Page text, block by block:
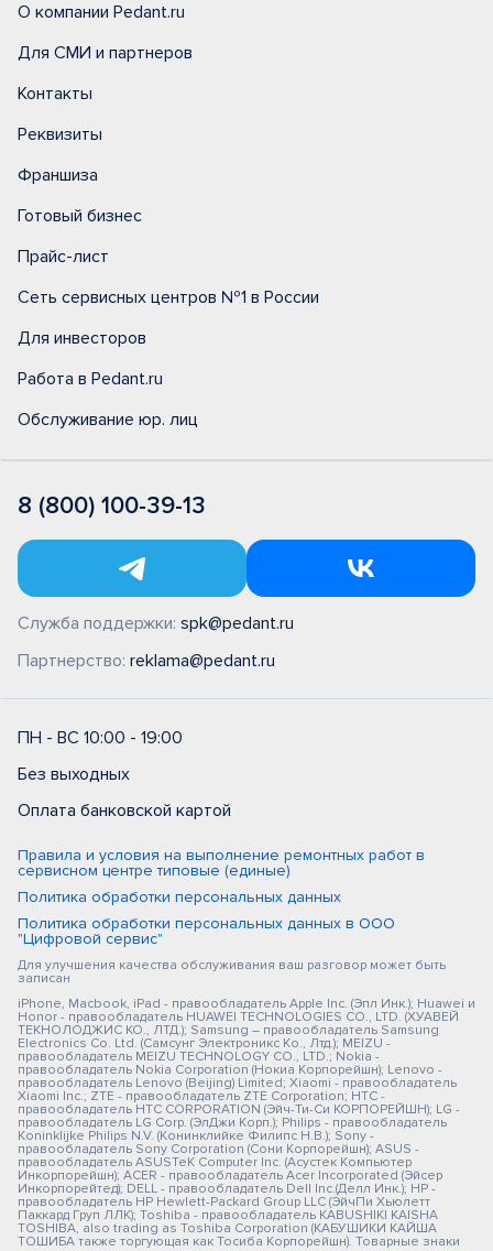
О компании Pedant.ru
Для СМИ и партнеров
Контакты
Реквизиты
Франшиза
Готовый бизнес
Прайс-лист
Сеть сервисных центров №1 в России
Для инвесторов
Работа в Pedant.ru
Обслуживание юр. лиц
8 (800) 100-39-13
Служба поддержки: spk@pedant.ru
Партнерство: reklama@pedant.ru
ПН - ВС 10:00 - 19:00
Без выходных
Оплата банковской картой
Правила и условия на выполнение ремонтных работ в
сервисном центре типовые (единые)
Политика обработки персональных данных
Политика обработки персональных данных в ООО
"Цифровой сервис"
Для улучшения качества обслуживания ваш разговор может быть
записан
iPhone, Macbook, iPad - правообладатель Apple Inc. (Эпл Инк.); Huawei и
Honor - правообладатель HUAWEI TECHNOLOGIES CO., LTD. (ХУАВЕЙ
ТЕКНОЛОДЖИС КО., ЛТД.); Samsung – правообладатель Samsung
Electronics Co. Ltd. (Самсунг Электроникс Ко., Лтд.); MEIZU -
правообладатель MEIZU TECHNOLOGY CO., LTD.; Nokia -
правообладатель Nokia Corporation (Нокиа Корпорейшн); Lenovo -
правообладатель Lenovo (Beijing) Limited; Xiaomi - правообладатель
Xiaomi Inc.; ZTE - правообладатель ZTE Corporation; HTC -
правообладатель HTC CORPORATION (Эйч-Ти-Си КОРПОРЕЙШН); LG -
правообладатель LG Corp. (ЭлДжи Корп.); Philips - правообладатель
Koninklijke Philips N.V. (Конинклийке Филипс Н.В.); Sony -
правообладатель Sony Corporation (Сони Корпорейшн); ASUS -
правообладатель ASUSTeK Computer Inc. (Асустек Компьютер
Инкорпорейшн); ACER - правообладатель Acer Incorporated (Эйсер
Инкорпорейтед); DELL - правообладатель Dell Inc.(Делл Инк.); HP -
правообладатель HP Hewlett-Packard Group LLC (ЭйчПи Хьюлетт
Паккард Груп ЛЛК); Toshiba - правообладатель KABUSHIKI KAISHA
TOSHIBA, also trading as Toshiba Corporation (КАБУШИКИ КАЙША
ТОШИБА также торгующая как Тосиба Корпорейшн). Товарные знаки